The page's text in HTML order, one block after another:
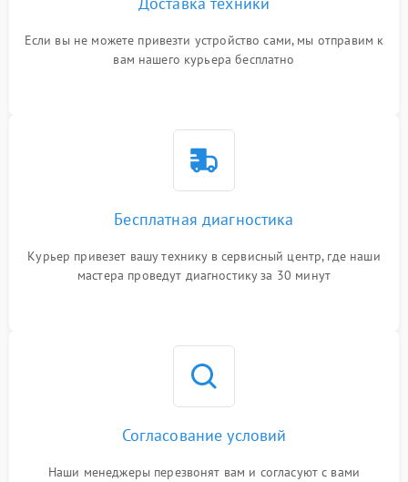
Если вы не можете привезти устройство сами, мы отправим к
вам нашего курьера бесплатно
Бесплатная диагностика
Курьер привезет вашу технику в сервисный центр, где наши
мастера проведут диагностику за 30 минут
Согласование условий
Наши менеджеры перезвонят вам и согласуют с вами